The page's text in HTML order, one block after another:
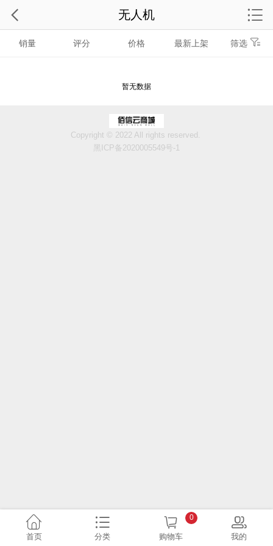
销量 评分 价格 最新上架 筛选
暂无数据
无人机
Copyright © 2022 All rights reserved.
黑ICP备2020005549号-1
首页 分类 购物车
0
我的